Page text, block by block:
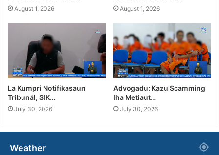
August 1, 2026 August 1, 2026
La Kumpri Notifikasaun
Tribunál, SIK…
July 30, 2026
Advogadu: Kazu Scamming
Iha Metiaut…
July 30, 2026
Weather